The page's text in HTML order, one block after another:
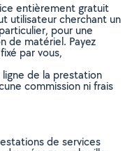
entièrement gratuit
utilisateur cherchant un
pour une
de matériel. Payez
par vous,
de la prestation
commission ni frais
de services